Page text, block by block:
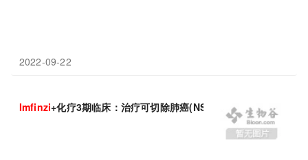
2022-09-22
Imfinzi+化疗3期临床：治疗可切除肺癌(NSCLC)，显著提高病理